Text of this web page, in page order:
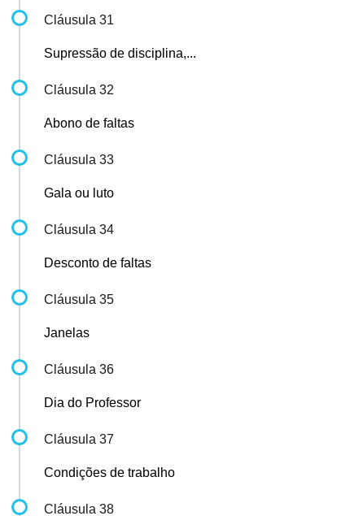
Cláusula 31
Supressão de disciplina,...
Cláusula 32
Abono de faltas
Cláusula 33
Gala ou luto
Cláusula 34
Desconto de faltas
Cláusula 35
Janelas
Cláusula 36
Dia do Professor
Cláusula 37
Condições de trabalho
Cláusula 38